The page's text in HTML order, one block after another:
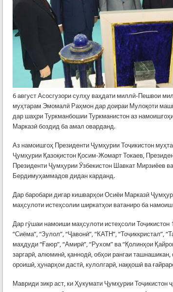
6 август Асосгузори сулҳу ваҳдати миллӣ-Пешвои
муҳтарам Эмомалӣ Раҳмон дар доираи Мулоқоти
дар шаҳри Туркманбошии Туркманистон аз
Марказӣ боздид ба амал оварданд.
Аз намоишгоҳ Президенти Ҷумҳурии Тоҷикистон
Ҷумҳурии Қазоқистон Қосим-Жомарт Токаев,
Президенти Ҷумҳурии Ӯзбекистон Шавкат Мирзиёев
Бердимуҳаммадов дидан карданд.
Дар баробари дигар кишварҳои Осиёи Марказӣ
маҳсулоти истеҳсолии ширкатҳои ватаниро ба
Дар гӯшаи намоиши маҳсулоти истеҳсоли Тоҷикистон
“Сиёма”, “Зулол”, “Ҷавонӣ”, “КАТН”, “Тоҷиккристал”,
маҳдуди “Ғаюр”, “Амирӣ”, “Рухом” ва “Қолинҳои
заргарӣ, алюминӣ, қаннодӣ, обҳои рангаи
ороишӣ, ҳунарҳои дастӣ, кулолгарӣ, наққошӣ ва
Мавриди зикр аст, ки Ҳукумати Ҷумҳурии Тоҷикистон